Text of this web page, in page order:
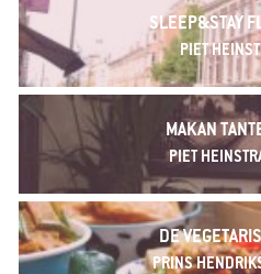
SLEEP&STAY
PIET
MAKAN
PIET
DE
PRINS